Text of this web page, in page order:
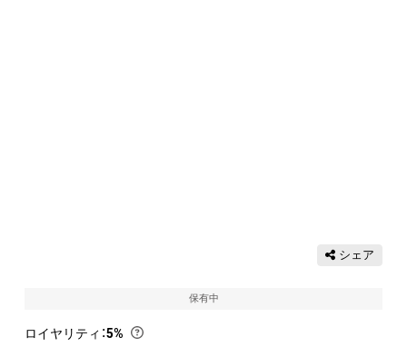
シェア
保有中
ロイヤリティ ：5%